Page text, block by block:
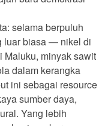
selama berpuluh
luar biasa — nikel di
Maluku, minyak sawit
dalam kerangka
ini sebagai resource
sumber daya,
Yang lebih